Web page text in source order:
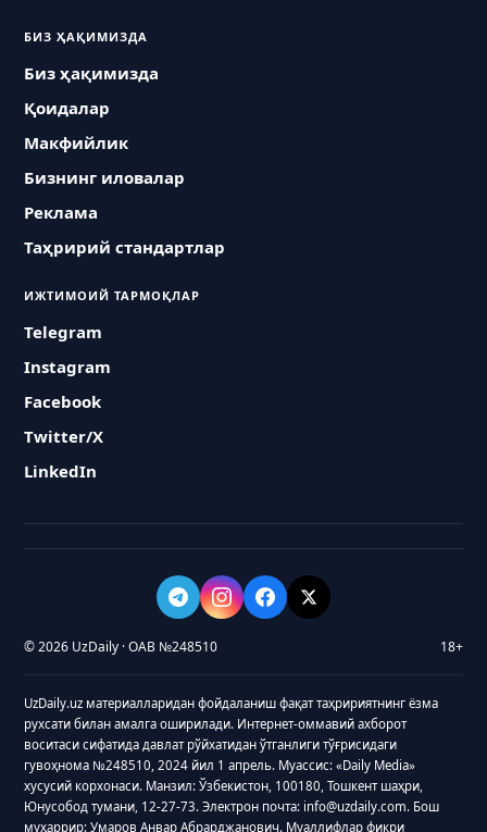
БИЗ ҲАҚИМИЗДА
Биз ҳақимизда
Қоидалар
Макфийлик
Бизнинг иловалар
Реклама
Таҳририй стандартлар
ИЖТИМОИЙ ТАРМОҚЛАР
Telegram
Instagram
Facebook
Twitter/X
LinkedIn
© 2026 UzDaily · ОАВ №248510 18+
UzDaily.uz материалларидан фойдаланиш фақат таҳририятнинг ёзма
рухсати билан амалга оширилади. Интернет-оммавий ахборот
воситаси сифатида давлат рўйхатидан ўтганлиги тўғрисидаги
гувоҳнома №248510, 2024 йил 1 апрель. Муассис: «Daily Media»
хусусий корхонаси. Манзил: Ўзбекистон, 100180, Тошкент шаҳри,
Юнусобод тумани, 12-27-73. Электрон почта: info@uzdaily.com. Бош
муҳаррир: Умаров Анвар Абрарджанович. Муаллифлар фикри